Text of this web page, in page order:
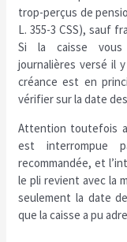
trop-perçus de
L. 355-3 CSS), sauf
Si la caisse vous
journalières versé il
créance est en
vérifier sur la date
Attention toutefois
est interrompue
recommandée, et
le pli revient avec la
seulement la date
que la caisse a pu